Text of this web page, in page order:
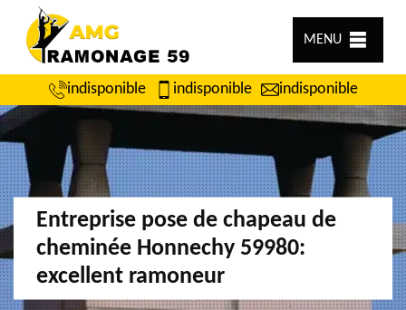
MENU
indisponible indisponible indisponible
Entreprise pose de chapeau de
cheminée Honnechy 59980:
excellent ramoneur